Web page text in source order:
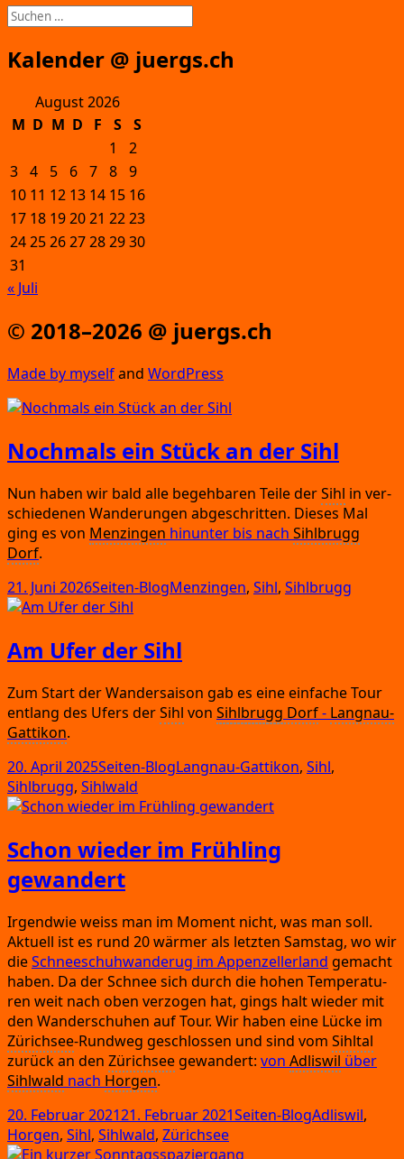
Suchen
nach:
Kalender @ juergs.ch
August 2026
M D M D F S
S
1
2
3 4 5 6 7 8 9
10 11 12 13 14 15 16
17 18 192021 2223
24252627282930
31
« Juli
© 2018–2026 @ juergs.ch
Made by mys­elfand Word­Press
Nochmals ein Stück an der Sihl
Nun haben wir bald alle begeh­ba­ren Tei­le derSihl in ver­
schie­de­nen Wan­de­run­gen abge­schrit­ten. Die­ses Mal
ging es von Men­zin­gen hin­un­ter bis nach Sihl­brugg
Dorf.
Veröffentlicht
am
21. Juni 2026Kategorien
Seiten-BlogSchlagwörter
Menzingen, Sihl, Sihlbrugg
Am Ufer der Sihl
Zum Start der Wan­der­sai­son gab es eine ein­fa­che Tour
ent­lang des Ufers derSihl von Sihl­brugg Dorf- Lang­nau-
Gat­ti­kon.
Veröffentlicht
am
20. April 2025Kategorien
Seiten-BlogSchlagwörter
Langnau-Gattikon, Sihl,
Sihlbrugg, Sihlwald
Schon wieder im Frühling
gewandert
Irgend­wie weiss man im Moment nicht, was man soll.
Aktu­ell ist es rund 20wär­mer als letz­ten Sams­tag, wo wir
dieSchnee­schuh­wan­de­rug im Appen­zel­ler­land gemacht
haben. Da der Schnee sich durch die hohen Tem­pe­ra­tu­
ren weit nach oben ver­zo­gen hat, gings halt wie­der mit
den Wan­der­schu­hen auf Tour. Wir haben eine Lücke im
Zürich­see-Rund­weg geschlos­sen und sind vom Sihl­tal
zurück an den Zürich­seegewan­dert: von Adlis­wil über
Sihl­wald nach Hor­gen.
Veröffentlicht
am
20. Februar 202121. Februar 2021Kategorien
Seiten-BlogSchlagwörter
Adliswil,
Horgen, Sihl, Sihlwald, Zürichsee